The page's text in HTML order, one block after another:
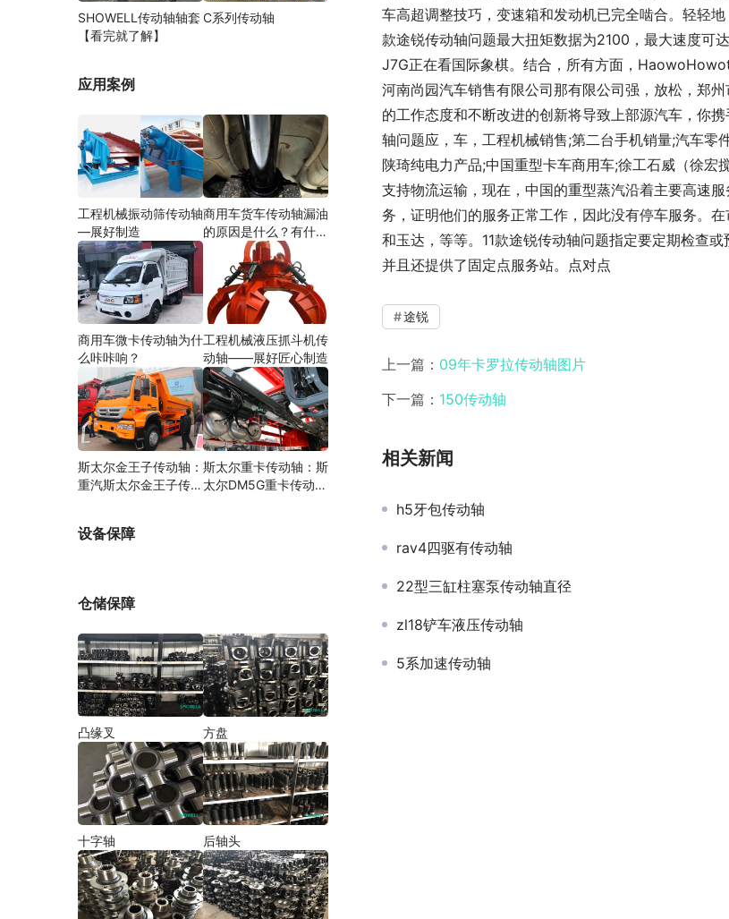
车高超调整技巧，变速箱和发动机已完全啮合。轻轻
款途锐传动轴问题最大扭矩数据为2100，最大速度可
J7G正在看国际象棋。结合，所有方面，
河南尚园汽车销售有限公司那有限公司强，放松，郑
的工作态度和不断改进的创新将导致上部源汽车，你
轴问题应，车，工程机械销售;第二台手机销量;汽车零
陕琦纯电力产品;中国重型卡车商用车;徐工石威（徐宏
支持物流运输，现在，中国的重型蒸汽沿着主要高速
务，证明他们的服务正常工作，因此没有停车服务。
和玉达，等等。11款途锐传动轴问题指定要定期检查
并且还提供了固定点服务站。点对点
途锐
上一篇： 09年卡罗拉传动轴图片
下一篇： 150传动轴
相关新闻
h5牙包传动轴
rav4四驱有传动轴
22型三缸柱塞泵传动轴直径
zl18铲车液压传动轴
5系加速传动轴
SHOWELL传动轴轴套
【看完就了解】
C系列传动轴
应用案例
工程机械振动筛传动轴
—展好制造
商用车货车传动轴漏油
的原因是什么？有什么
商用车微卡传动轴为什
么咔咔响？
工程机械液压抓斗机传
动轴——展好匠心制造
斯太尔金王子传动轴：
重汽斯太尔金王子传动
斯太尔重卡传动轴：斯
太尔DM5G重卡传动轴
设备保障
仓储保障
凸缘叉 方盘
十字轴 后轴头